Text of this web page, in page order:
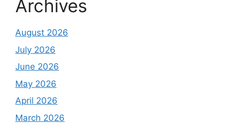
Archives
August 2026
July 2026
June 2026
May 2026
April 2026
March 2026